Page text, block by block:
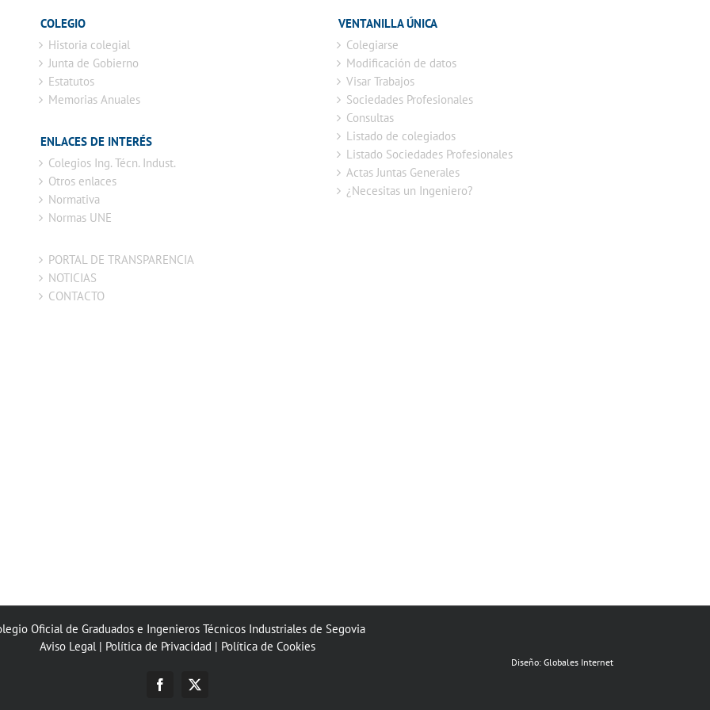
COLEGIO
Historia colegial
Junta de Gobierno
Estatutos
Memorias Anuales
ENLACES DE INTERÉS
Colegios Ing. Técn. Indust.
Otros enlaces
Normativa
Normas UNE
PORTAL DE TRANSPARENCIA
NOTICIAS
CONTACTO
VENTANILLA ÚNICA
Colegiarse
Modificación de datos
Visar Trabajos
Sociedades Profesionales
Consultas
Listado de colegiados
Listado Sociedades Profesionales
Actas Juntas Generales
¿Necesitas un Ingeniero?
Oficial de Graduados e Ingenieros Técnicos Industriales de Segovia
Aviso Legal| Política de Privacidad | Política de Cookies
Diseño: Globales Internet
Facebook
X